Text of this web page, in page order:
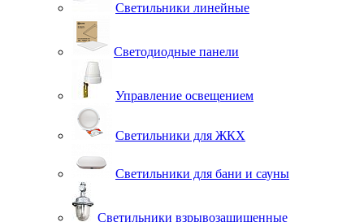
Светильники линейные
Светодиодные панели
Управление освещением
Светильники для ЖКХ
Светильники для бани и сауны
Светильники взрывозащищенные